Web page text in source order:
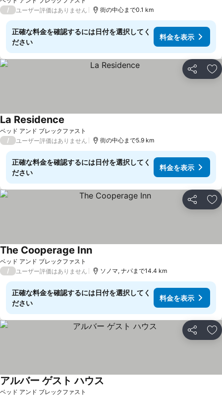
/ ユーザー評価はありません 街の中心まで0.1 km
正確な料金を確認するには日付を選択してく
ださい
料金を表示
シェア お
ベッド アンド ブレックファスト
La Residence
/ ユーザー評価はありません 街の中心まで5.9 km
正確な料金を確認するには日付を選択してく
ださい
料金を表示
シェア お
ベッド アンド ブレックファスト
The Cooperage Inn料金を表示
/ ユーザー評価はありません ソノマ, ナパまで14.4 km
正確な料金を確認するには日付を選択してく
ださい
料金を表示
シェア お
ベッド アンド ブレックファスト
アルバー ゲスト ハウス